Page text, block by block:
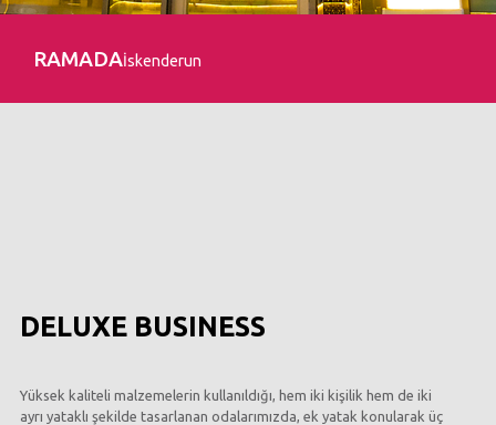
RAMADAİskenderun
DELUXE BUSINESS
Yüksek kaliteli malzemelerin kullanıldığı, hem iki kişilik hem de iki
ayrı yataklı şekilde tasarlanan odalarımızda, ek yatak konularak üç